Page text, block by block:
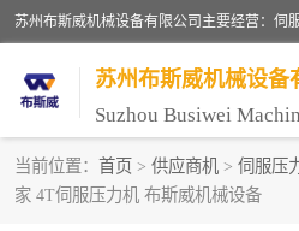
苏州布斯威机械设备
当前位置： 首页 > 供应商机 > 伺服压
家 4T伺服压力机 布斯威机械设备
单柱油压机-C型油压机